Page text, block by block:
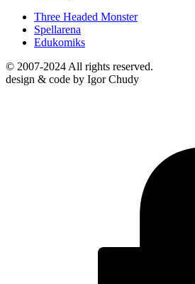
Three Headed Monster
Spellarena
Edukomiks
© 2007-2024 All rights reserved.
design & code by Igor Chudy